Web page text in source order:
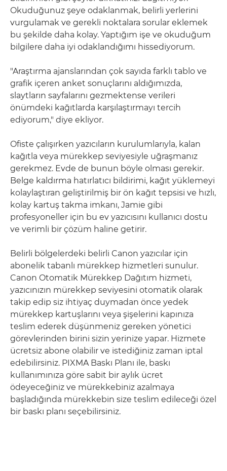
Okuduğunuz şeye odaklanmak, belirli yerlerini
vurgulamak ve gerekli noktalara sorular eklemek
bu şekilde daha kolay. Yaptığım işe ve okuduğum
bilgilere daha iyi odaklandığımı hissediyorum.
"Araştırma ajanslarından çok sayıda farklı tablo ve
grafik içeren anket sonuçlarını aldığımızda,
slaytların sayfalarını gezmektense verileri
önümdeki kağıtlarda karşılaştırmayı tercih
ediyorum," diye ekliyor.
Ofiste çalışırken yazıcıların kurulumlarıyla, kalan
kağıtla veya mürekkep seviyesiyle uğraşmanız
gerekmez. Evde de bunun böyle olması gerekir.
Belge kaldırma hatırlatıcı bildirimi, kağıt yüklemeyi
kolaylaştıran geliştirilmiş bir ön kağıt tepsisi ve hızlı,
kolay kartuş takma imkanı, Jamie gibi
profesyoneller için bu ev yazıcısını kullanıcı dostu
ve verimli bir çözüm haline getirir.
Belirli bölgelerdeki belirli Canon yazıcılar için
abonelik tabanlı mürekkep hizmetleri sunulur.
Canon Otomatik Mürekkep Dağıtım hizmeti,
yazıcınızın mürekkep seviyesini otomatik olarak
takip edip siz ihtiyaç duymadan önce yedek
mürekkep kartuşlarını veya şişelerini kapınıza
teslim ederek düşünmeniz gereken yönetici
görevlerinden birini sizin yerinize yapar. Hizmete
ücretsiz abone olabilir ve istediğiniz zaman iptal
edebilirsiniz. PIXMA Baskı Planı ile, baskı
kullanımınıza göre sabit bir aylık ücret
ödeyeceğiniz ve mürekkebiniz azalmaya
başladığında mürekkebin size teslim edileceği özel
bir baskı planı seçebilirsiniz.